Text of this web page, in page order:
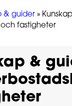
& guider »
fastigheter
&